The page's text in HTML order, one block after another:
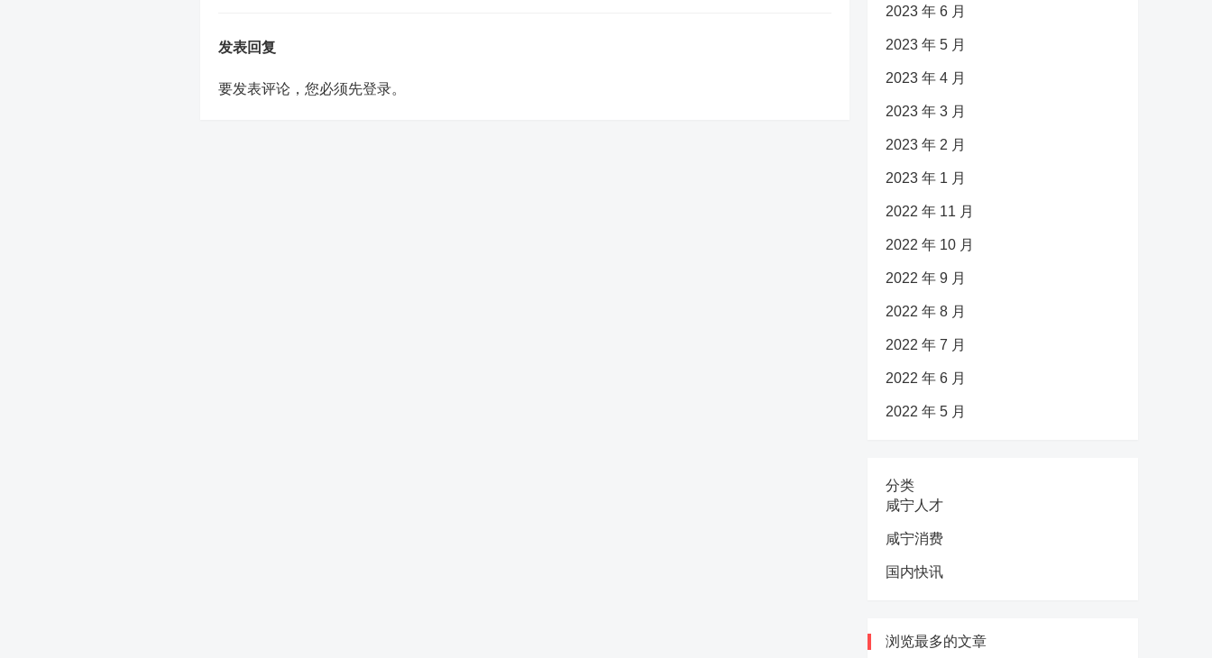
发表回复
要发表评论，您必须先登录。
2023 年 6 月
2023 年 5 月
2023 年 4 月
2023 年 3 月
2023 年 2 月
2023 年 1 月
2022 年 11 月
2022 年 10 月
2022 年 9 月
2022 年 8 月
2022 年 7 月
2022 年 6 月
2022 年 5 月
分类
咸宁人才
咸宁消费
国内快讯
浏览最多的文章